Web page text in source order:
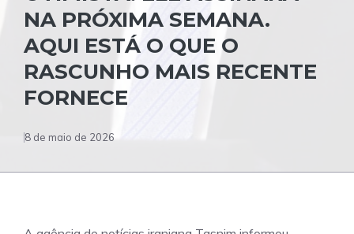
NA PRÓXIMA SEMANA.
AQUI ESTÁ O QUE O
RASCUNHO MAIS RECENTE
FORNECE
8 de maio de 2026